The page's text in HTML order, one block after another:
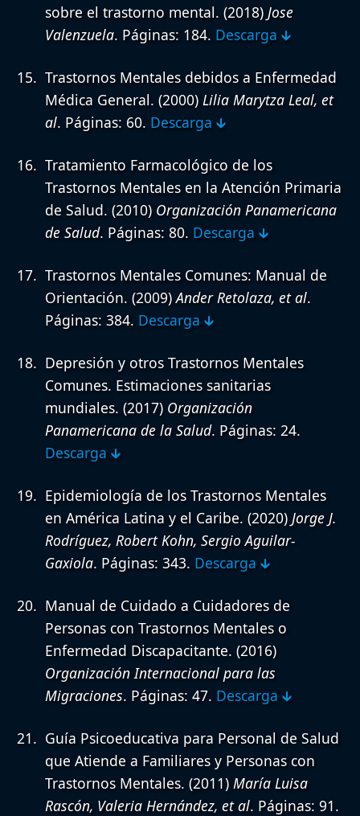
sobre el trastorno mental. (2018) Jose
Valenzuela. Páginas: 184. Descarga 🡳
Trastornos Mentales debidos a Enfermedad
Médica General. (2000) Lilia Marytza Leal, et
al. Páginas: 60. Descarga 🡳
Tratamiento Farmacológico de los
Trastornos Mentales en la Atención Primaria
de Salud. (2010) Organización Panamericana
de Salud. Páginas: 80. Descarga 🡳
Trastornos Mentales Comunes: Manual de
Orientación. (2009)Ander Retolaza, et al.
Páginas: 384. Descarga 🡳
Depresión y otros Trastornos Mentales
Comunes. Estimaciones sanitarias
mundiales. (2017) Organización
Panamericana de la Salud. Páginas: 24.
Descarga 🡳
Epidemiología de los Trastornos Mentales
en América Latina y el Caribe. (2020) Jorge J.
Rodríguez, Robert Kohn, Sergio Aguilar-
Gaxiola. Páginas: 343. Descarga 🡳
Manual de Cuidado a Cuidadores de
Personas con Trastornos Mentales o
Enfermedad Discapacitante. (2016)
Organización Internacional para las
Migraciones. Páginas: 47. Descarga 🡳
Guía Psicoeducativa para Personal de Salud
que Atiende a Familiares y Personas con
Trastornos Mentales. (2011) María Luisa
Rascón, Valeria Hernández, et al. Páginas: 91.